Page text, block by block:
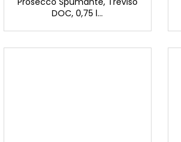
DOC, 0,75 l...